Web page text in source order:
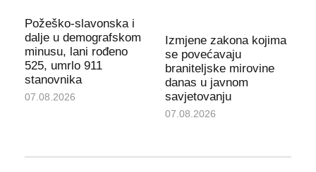
Požeško-slavonska i
dalje u demografskom
minusu, lani rođeno
525, umrlo 911
stanovnika
07.08.2026
Izmjene zakona kojima
se povećavaju
braniteljske mirovine
danas u javnom
savjetovanju
07.08.2026